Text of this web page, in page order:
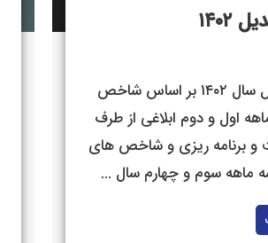
۱۴۰۲
ابلاغ نرخ تعدیل سال ۱۴۰۲ بر اساس شاخص
قطعی ۳ ماهه اول و دوم ابلاغی از طرف
و برنامه ریزی و شاخص های
ماهه سوم و چهارم سال ...